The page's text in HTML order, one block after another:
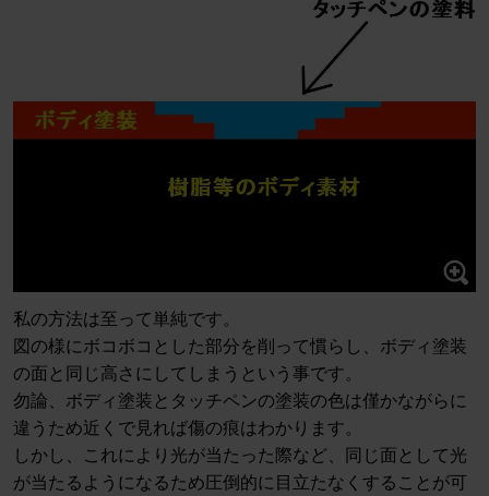
私の方法は至って単純です。
図の様にボコボコとした部分を削って慣らし、ボディ塗装
の面と同じ高さにしてしまうという事です。
勿論、ボディ塗装とタッチペンの塗装の色は僅かながらに
違うため近くで見れば傷の痕はわかります。
しかし、これにより光が当たった際など、同じ面として光
が当たるようになるため圧倒的に目立たなくすることが可